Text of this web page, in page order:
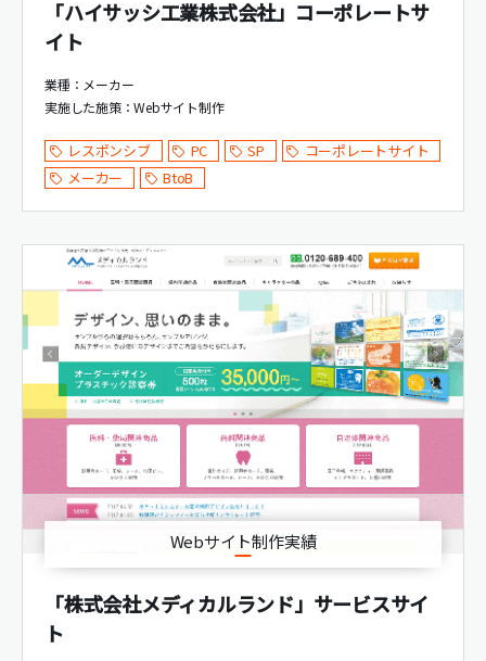
「ハイサッシ工業株式会社」コーポレートサ
イト
業種：メーカー
実施した施策：Webサイト制作
レスポンシブ PC SP
コーポレートサイト
メーカー
BtoB
Webサイト制作実績
「株式会社メディカルランド」サービスサイ
ト